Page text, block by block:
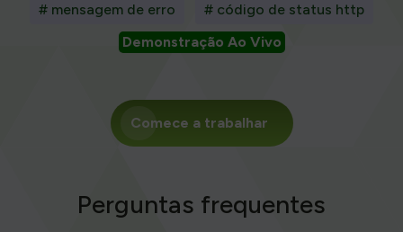
# mensagem de erro
# código de status http
Demonstração Ao Vivo
Comece a trabalhar
Perguntas frequentes